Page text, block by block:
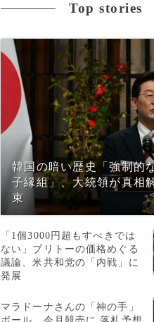
Top stories
韓国の暗い歴史「強制的
子縁組」、大統領が真相
束
「1個3000円超もすべきでは
ない」ブリトーの価格めぐる
議論、米共和党の「内戦」に
発展
マラドーナさんの「神の手」
ボール、今月競売に 落札予想